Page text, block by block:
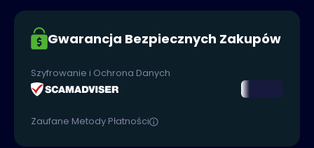
Gwarancja Bezpiecznych Zakupów
Szyfrowanie i Ochrona Danych
Zaufane Metody Płatności